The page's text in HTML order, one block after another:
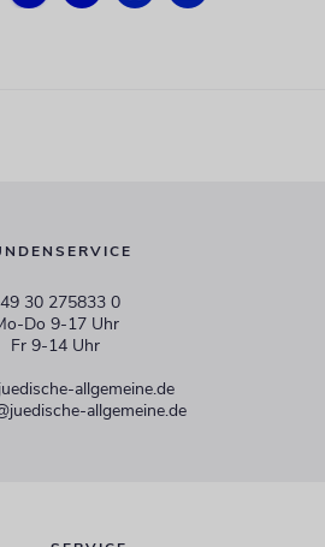
30 275833 0
Do 9-17 Uhr
Fr 9-14 Uhr
allgemeine.de
allgemeine.de